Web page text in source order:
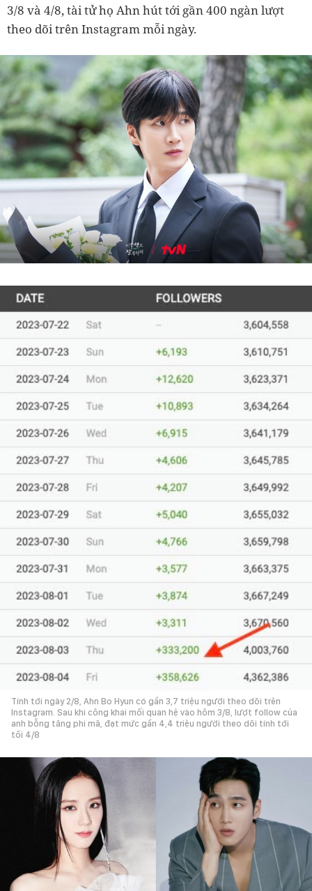
3/8 và 4/8, tài tử họ Ahn hút tới gần 400 ngàn lượt
theo dõi trên Instagram mỗi ngày.
Tính tới ngày 2/8, Ahn Bo Hyun có gần 3,7 triệu người theo dõi trên
Instagram. Sau khi công khai mối quan hệ vào hôm 3/8, lượt follow của
anh bỗng tăng phi mã, đạt mức gần 4,4 triệu người theo dõi tính tới
tối 4/8